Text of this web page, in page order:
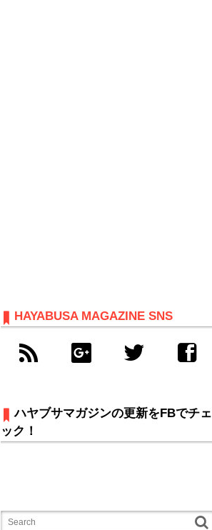
HAYABUSA MAGAZINE SNS
ハヤブサマガジンの更新をFBでチェ
ック！